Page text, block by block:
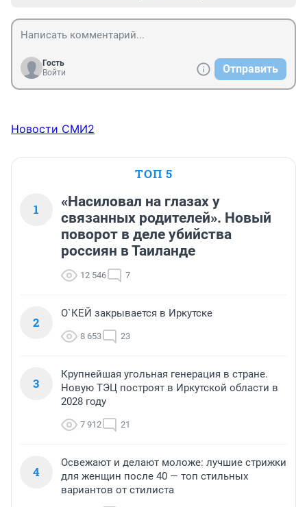
Гость
Войти
Отправить
Новости СМИ2
ТОП 5
1
«Насиловал на глазах у
связанных родителей». Новый
поворот в деле убийства
россиян в Таиланде
12 546 7
2
О`КЕЙ закрывается в Иркутске
8 653 23
3
Крупнейшая угольная генерация в стране.
Новую ТЭЦ построят в Иркутской области в
2028 году
7 912 21
4
Освежают и делают моложе: лучшие стрижки
для женщин после 40 — топ стильных
вариантов от стилиста